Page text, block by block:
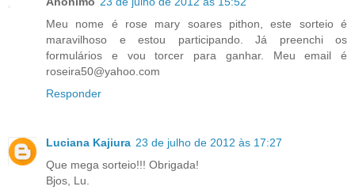
Meu nome é rose mary soares pithon, este sorteio é
maravilhoso e estou participando. Já preenchi os
formulários e vou torcer para ganhar. Meu email é
roseira50@yahoo.com
Responder
Luciana Kajiura 23 de julho de 2012 às 17:27
Que mega sorteio!!! Obrigada!
Bjos, Lu.